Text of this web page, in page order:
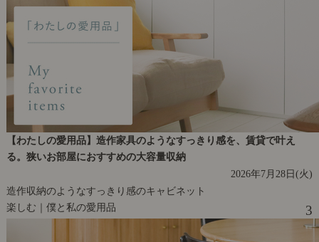
【わたしの愛用品】造作家具のようなすっきり感を、賃貸で叶え
る。狭いお部屋におすすめの大容量収納
2026年7月28日(火)
造作収納のようなすっきり感のキャビネット
楽しむ｜僕と私の愛用品
3